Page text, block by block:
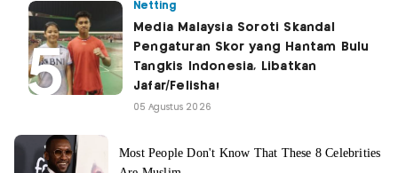
Netting
Media Malaysia Soroti Skandal
Pengaturan Skor yang Hantam Bulu
Tangkis Indonesia, Libatkan
Jafar/Felisha!
05 Agustus 2026